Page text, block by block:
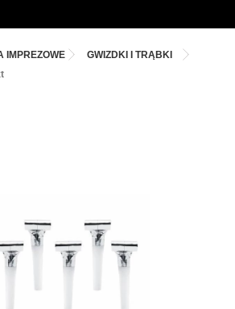
WSPORNIKI/BANKETÓWKI
IMPREZOWE
GWIZDKI I TRĄBKI